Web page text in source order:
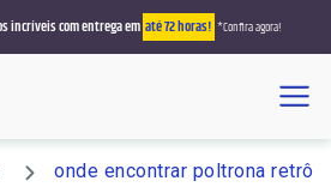
incríveis com entrega em até 72 horas! *Confira agora!
roupeiro, sala de jantar
onde encontrar poltrona retrô